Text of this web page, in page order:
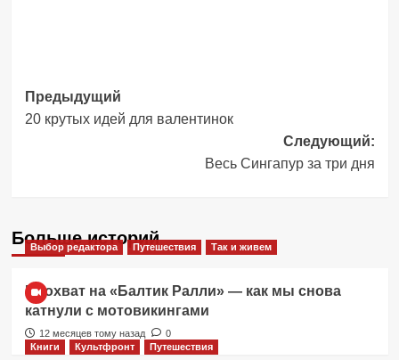
Навигация
записи
Предыдущий
20 крутых идей для валентинок
Следующий:
Весь Сингапур за три дня
Больше историй
Выбор редактора Путешествия Так и живем
Прохват на «Балтик Ралли» — как мы снова
катнули с мотовикингами
12 месяцев тому назад
0
Книги
Культфронт Путешествия